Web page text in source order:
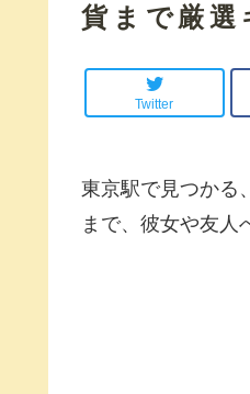
貨まで厳選
Twitter
東京駅で見つかる
まで、彼女や友人